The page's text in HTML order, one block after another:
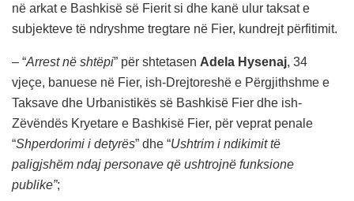
në arkat e Bashkisë së Fierit si dhe kanë ulur taksat e
subjekteve të ndryshme tregtare në Fier, kundrejt përfitimit.
– “Arrest në shtëpi” për shtetasen Adela Hysenaj, 34
vjeçe, banuese në Fier, ish-Drejtoreshë e Përgjithshme e
Taksave dhe Urbanistikës së Bashkisë Fier dhe ish-
Zëvëndës Kryetare e Bashkisë Fier, për veprat penale
“Shperdorimi i detyrës” dhe “Ushtrim i ndikimit të
paligjshëm ndaj personave që ushtrojnë funksione
publike”;